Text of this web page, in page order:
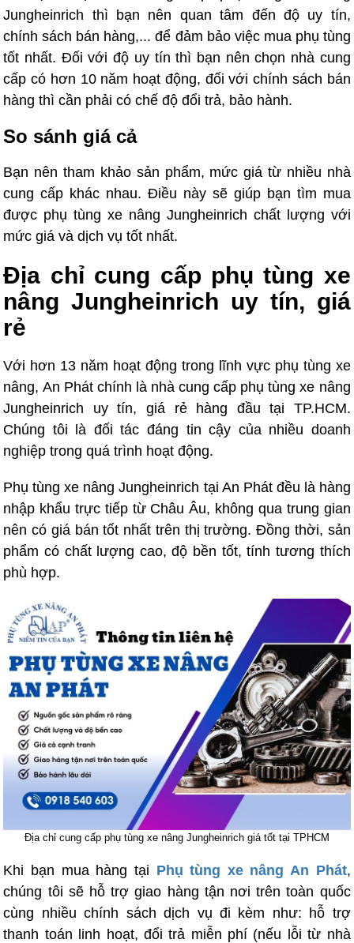
Jungheinrich thì bạn nên quan tâm đến độ uy tín,
chính sách bán hàng,... để đảm bảo việc mua phụ tùng
tốt nhất. Đối với độ uy tín thì bạn nên chọn nhà cung
cấp có hơn 10 năm hoạt động, đối với chính sách bán
hàng thì cần phải có chế độ đổi trả, bảo hành.
So sánh giá cả
Bạn nên tham khảo sản phẩm, mức giá từ nhiều nhà
cung cấp khác nhau. Điều này sẽ giúp bạn tìm mua
được phụ tùng xe nâng Jungheinrich chất lượng với
mức giá và dịch vụ tốt nhất.
Địa chỉ cung cấp phụ tùng xe
nâng Jungheinrich uy tín, giá
rẻ
Với hơn 13 năm hoạt động trong lĩnh vực phụ tùng xe
nâng, An Phát chính là nhà cung cấp phụ tùng xe nâng
Jungheinrich uy tín, giá rẻ hàng đầu tại TP.HCM.
Chúng tôi là đối tác đáng tin cậy của nhiều doanh
nghiệp trong quá trình hoạt động.
Phụ tùng xe nâng Jungheinrich tại An Phát đều là hàng
nhập khẩu trực tiếp từ Châu Âu, không qua trung gian
nên có giá bán tốt nhất trên thị trường. Đồng thời, sản
phẩm có chất lượng cao, độ bền tốt, tính tương thích
phù hợp.
Địa chỉ cung cấp phụ tùng xe nâng Jungheinrich giá tốt tại TPHCM
Khi bạn mua hàng tại Phụ tùng xe nâng An Phát,
chúng tôi sẽ hỗ trợ giao hàng tận nơi trên toàn quốc
cùng nhiều chính sách dịch vụ đi kèm như: hỗ trợ
thanh toán linh hoạt, đổi trả miễn phí (nếu lỗi từ nhà